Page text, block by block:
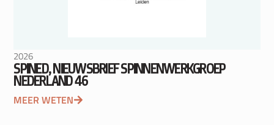
2026
SPINED, NIEUWSBRIEF SPINNENWERKGROEP
NEDERLAND 46
MEER WETEN